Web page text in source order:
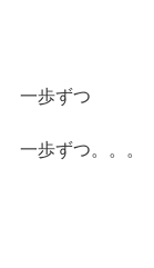
一歩ずつ
一歩ずつ。。。